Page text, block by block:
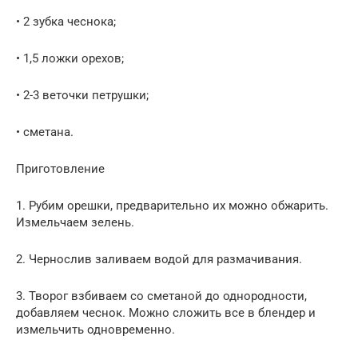
• 2 зубка чеснока;
• 1,5 ложки орехов;
• 2-3 веточки петрушки;
• сметана.
Приготовление
1. Рубим орешки, предварительно их можно обжарить.
Измельчаем зелень.
2. Чернослив заливаем водой для размачивания.
3. Творог взбиваем со сметаной до однородности,
добавляем чеснок. Можно сложить все в блендер и
измельчить одновременно.